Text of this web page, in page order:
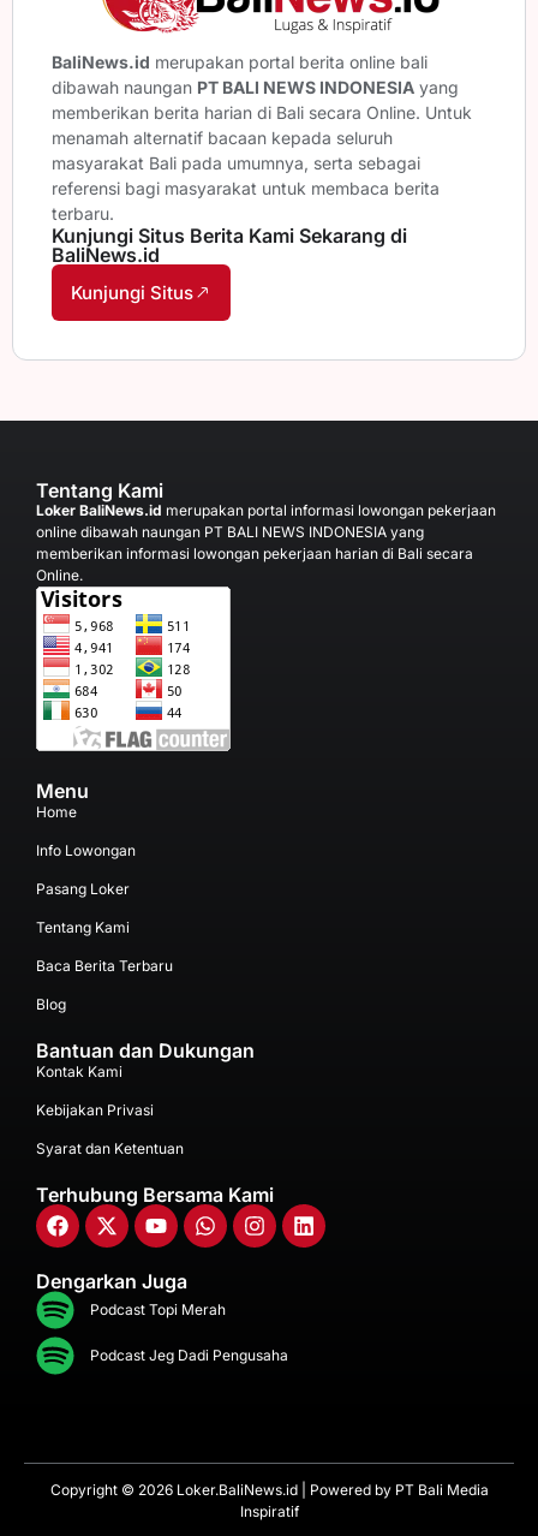
BaliNews.id merupakan portal berita online bali
dibawah naungan PT BALI NEWS INDONESIA yang
memberikan berita harian di Bali secara Online. Untuk
menamah alternatif bacaan kepada seluruh
masyarakat Bali pada umumnya, serta sebagai
referensi bagi masyarakat untuk membaca berita
terbaru.
Kunjungi Situs Berita Kami Sekarang di
BaliNews.id
Kunjungi Situs
Tentang Kami
Loker BaliNews.id merupakan portal informasi lowongan pekerjaan
online dibawah naungan PT BALI NEWS INDONESIA yang
memberikan informasi lowongan pekerjaan harian di Bali secara
Online.
Menu
Home
Info Lowongan
Pasang Loker
Tentang Kami
Baca Berita Terbaru
Blog
Bantuan dan Dukungan
Kontak Kami
Kebijakan Privasi
Syarat dan Ketentuan
Terhubung Bersama Kami
Dengarkan Juga
Podcast Topi Merah
Podcast Jeg Dadi Pengusaha
Copyright © 2026 Loker.BaliNews.id | Powered by PT Bali Media
Inspiratif